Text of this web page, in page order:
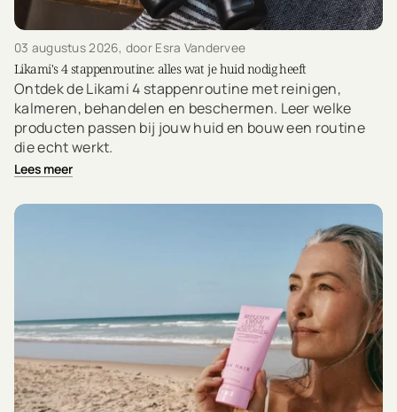
03 augustus 2026, door Esra Vandervee
Likami's 4 stappenroutine: alles wat je huid nodig heeft
Ontdek de Likami 4 stappenroutine met reinigen,
kalmeren, behandelen en beschermen. Leer welke
producten passen bij jouw huid en bouw een routine
die echt werkt.
Lees meer